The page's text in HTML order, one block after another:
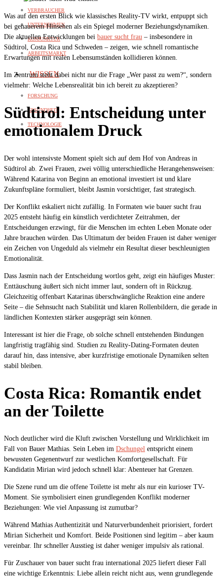
VERBRAUCHER
UNTERNEHMEN
KONJUNKTUR
ARBEITSMARKT
WISSEN
FORSCHUNG
GESUNDHEIT
TECHNOLOGIE
Was auf den ersten Blick wie klassisches Reality-TV wirkt, entpuppt sich
bei genauerem Hinsehen als ein Spiegel moderner Beziehungsdynamiken.
Die aktuellen Entwicklungen bei bauer sucht frau – insbesondere in
Südtirol, Costa Rica und Schweden – zeigen, wie schnell romantische
Erwartungen mit realen Lebensumständen kollidieren können.
Im Zentrum steht dabei nicht nur die Frage „Wer passt zu wem?“, sondern
vielmehr: Welche Lebensrealität bin ich bereit zu akzeptieren?
Südtirol: Entscheidung unter
emotionalem Druck
Der wohl intensivste Moment spielt sich auf dem Hof von Andreas in
Südtirol ab. Zwei Frauen, zwei völlig unterschiedliche Herangehensweisen:
Während Katarina von Beginn an emotional investiert ist und klare
Zukunftspläne formuliert, bleibt Jasmin vorsichtiger, fast strategisch.
Der Konflikt eskaliert nicht zufällig. In Formaten wie bauer sucht frau
2025 entsteht häufig ein künstlich verdichteter Zeitrahmen, der
Entscheidungen erzwingt, für die Menschen im echten Leben Monate oder
Jahre brauchen würden. Das Ultimatum der beiden Frauen ist daher weniger
ein Zeichen von Ungeduld als vielmehr ein Resultat dieser beschleunigten
Emotionalität.
Dass Jasmin nach der Entscheidung wortlos geht, zeigt ein häufiges Muster:
Enttäuschung äußert sich nicht immer laut, sondern oft in Rückzug.
Gleichzeitig offenbart Katarinas überschwängliche Reaktion eine andere
Seite – die Sehnsucht nach Stabilität und klaren Rollenbildern, die gerade in
ländlichen Kontexten stärker ausgeprägt sein können.
Interessant ist hier die Frage, ob solche schnell entstehenden Bindungen
langfristig tragfähig sind. Studien zu Reality-Dating-Formaten deuten
darauf hin, dass intensive, aber kurzfristige emotionale Dynamiken selten
stabil bleiben.
Costa Rica: Romantik endet
an der Toilette
Noch deutlicher wird die Kluft zwischen Vorstellung und Wirklichkeit im
Fall von Bauer Mathias. Sein Leben im Dschungel entspricht einem
bewussten Gegenentwurf zur westlichen Komfortgesellschaft. Für
Kandidatin Mirian wird jedoch schnell klar: Abenteuer hat Grenzen.
Die Szene rund um die offene Toilette ist mehr als nur ein kurioser TV-
Moment. Sie symbolisiert einen grundlegenden Konflikt moderner
Beziehungen: Wie viel Anpassung ist zumutbar?
Während Mathias Authentizität und Naturverbundenheit priorisiert, fordert
Mirian Sicherheit und Komfort. Beide Positionen sind legitim – aber kaum
vereinbar. Ihr schneller Ausstieg ist daher weniger impulsiv als rational.
Für Zuschauer von bauer sucht frau international 2025 liefert dieser Fall
eine wichtige Erkenntnis: Liebe allein reicht nicht aus, wenn grundlegende